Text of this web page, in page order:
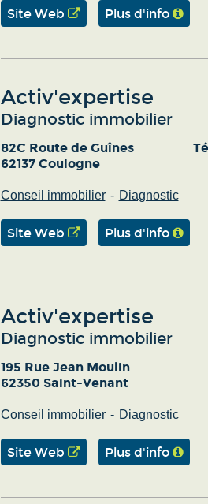
Site Web Plus d'info
Activ'expertise
Diagnostic immobilier
82C Route de Guînes
62137 Coulogne
Conseil immobilier Diagnostic
Site Web Plus d'info
Activ'expertise
Diagnostic immobilier
195 Rue Jean Moulin
62350 Saint-Venant
Conseil immobilier Diagnostic
Site Web Plus d'info